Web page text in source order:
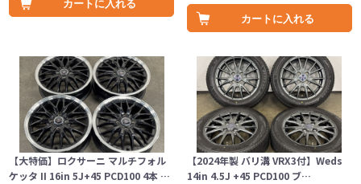
カートに入れる
カートに入れる
【大特価】ロクサーニ マルチフォル
ケッタ II 16in 5J+45 PCD100 4本 …
【2024年製 バリ溝 VRX3付】Weds
14in 4.5J +45 PCD100 ブ…